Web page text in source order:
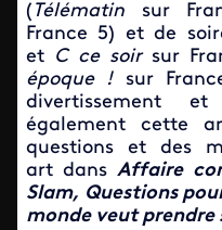
( Télématin sur
France 5) et de
et C ce soirsur
époque !sur
divertissement
également cette
questions et des
art dansAffaire
Slam, Questions
monde veut prendre